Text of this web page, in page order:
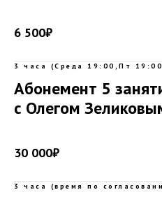
6 500₽
3 часа (Среда 19:00,Пт
Абонемент 5
с Олегом
30 000₽
3 часа (время по